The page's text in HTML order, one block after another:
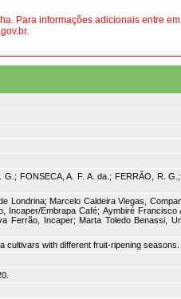
Para informações adicionais entre
FONSECA, A. F. A. da.; FERRÃO, R. G.;
Londrina; Marcelo Caldeira Viegas,
Incaper/Embrapa Café; Aymbiré Francisco
Ferrão, Incaper; Marta Toledo Benassi,
with different fruit-ripening seasons.